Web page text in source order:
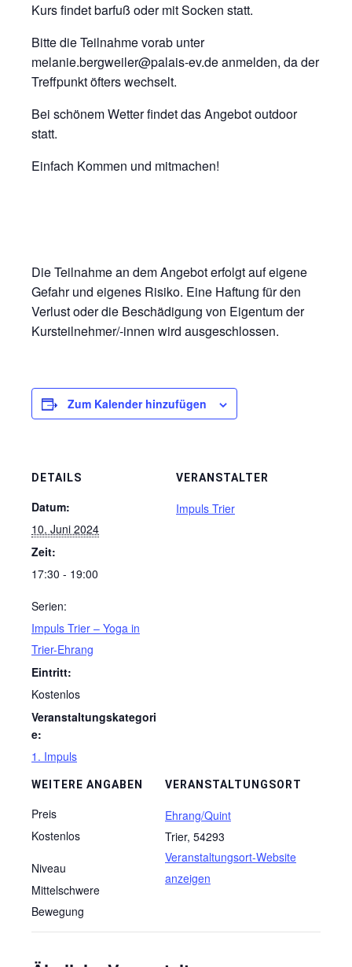
Kurs findet barfuß oder mit Socken statt.
Bitte die Teilnahme vorab unter
melanie.bergweiler@palais-ev.de anmelden, da der
Treffpunkt öfters wechselt.
Bei schönem Wetter findet das Angebot outdoor
statt.
Einfach Kommen und mitmachen!
Die Teilnahme an dem Angebot erfolgt auf eigene
Gefahr und eigenes Risiko. Eine Haftung für den
Verlust oder die Beschädigung von Eigentum der
Kursteilnehmer/-innen wird ausgeschlossen.
Zum Kalender hinzufügen
DETAILS
Datum:
10. Juni 2024
Zeit:
17:30 - 19:00
Serien:
Impuls Trier – Yoga in
Trier-Ehrang
Eintritt:
Kostenlos
Veranstaltungskategori
e:
1. Impuls
VERANSTALTUNGSORT
Ehrang/Quint
Trier, 54293
Veranstaltungsort-Website
anzeigen
VERANSTALTER
Impuls Trier
WEITERE ANGABEN
Preis
Kostenlos
Niveau
Mittelschwere
Bewegung